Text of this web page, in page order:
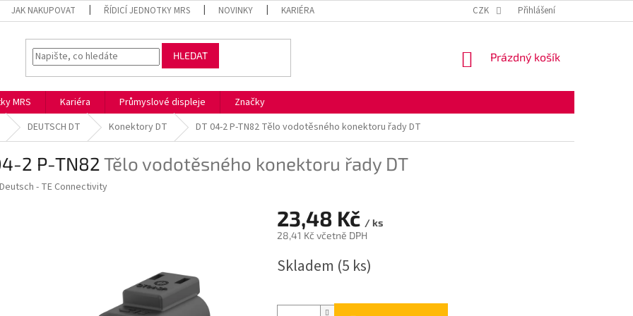
JAK NAKUPOVAT ŘÍDICÍ JEDNOTKY MRS NOVINKY KARIÉRA OBCHODNÍ PODMÍNKY
CZK Přihlášení
HLEDAT
NÁKUPNÍ
Prázdný košík
MRS Kariéra Průmyslové displeje
Značky
DEUTSCH DT Konektory DT DT 04-2 P-TN82 Tělo vodotěsného konektoru řady DT
2 P-TN82Tělo vodotěsného konektoru řady DT
Deutsch - TE Connectivity
23,48 Kč / ks
28,41 Kč včetně DPH
cena:
Skladem (5 ks)